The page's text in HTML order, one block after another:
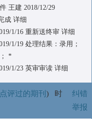
王建 2018/12/29
成 详细
1/16 重新送终审 详细
1/19 处理结果：录用；
*
1/23 英审审读 详细
评过的期刊 ) 时
纠错
举报